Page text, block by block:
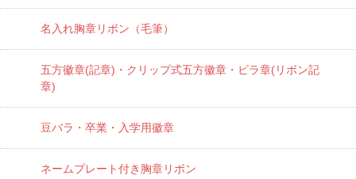
名入れ胸章リボン（毛筆）
五方徽章(記章)・ クリップ式五方徽章・ビラ章(リボン記
章)
豆バラ・卒業・入学用徽章
ネームプレート付き胸章リボン